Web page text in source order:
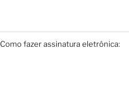
Como fazer assinatura eletrônica: